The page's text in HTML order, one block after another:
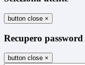
button close ×
Recupero password
button close ×